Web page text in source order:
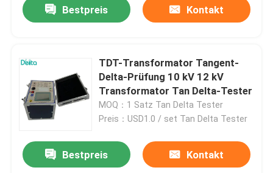
Bestpreis Kontakt
TDT-Transformator Tangent-
Delta-Prüfung 10 kV 12 kV
Transformator Tan Delta-Tester
MOQ：1 Satz Tan Delta Tester
Preis：USD1.0 / set Tan Delta Tester
Bestpreis Kontakt